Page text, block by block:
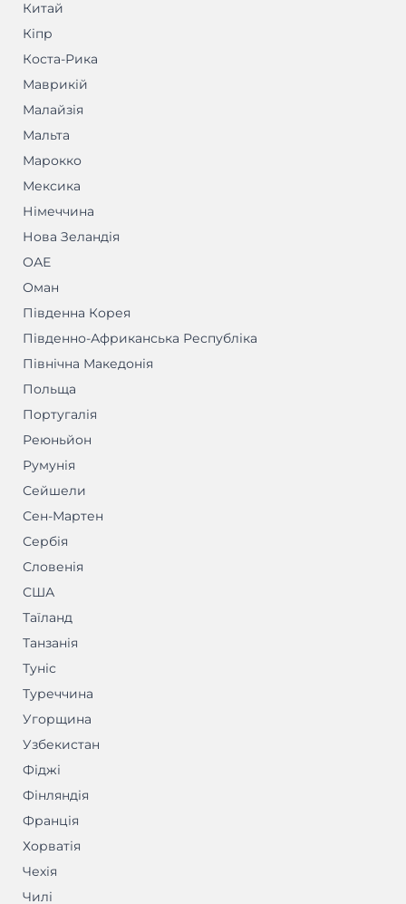
Китай
Кіпр
Коста-Рика
Маврикій
Малайзія
Мальта
Марокко
Мексика
Німеччина
Нова Зеландія
ОАЕ
Оман
Південна Корея
Південно-Африканська Республіка
Північна Македонія
Польща
Португалія
Реюньйон
Румунія
Сейшели
Сен-Мартен
Сербія
Словенія
США
Таїланд
Танзанія
Туніс
Туреччина
Угорщина
Узбекистан
Фіджі
Фінляндія
Франція
Хорватія
Чехія
Чилі